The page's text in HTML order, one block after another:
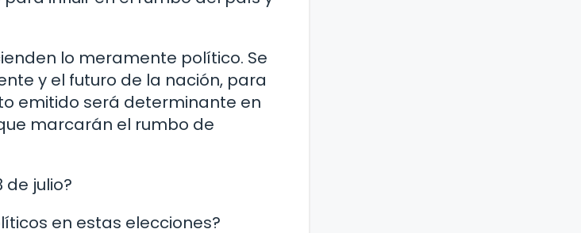
lo meramente político. Se
y el futuro de la nación, para
emitido será determinante en
marcarán el rumbo de
de julio?
en estas elecciones?